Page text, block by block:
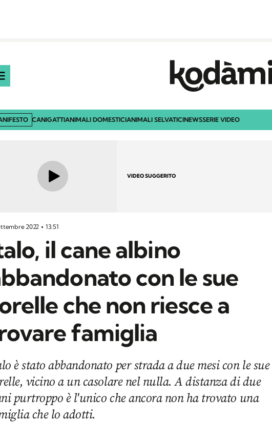
CANIGATTIANIMALI DOMESTICIANIMALI SELVATICINEWSSERIE VIDEO
VIDEO SUGGERITO
2022 13:51
il cane albino
con le sue
che non riesce a
famiglia
è stato abbandonato per strada a due mesi con le sue
vicino a un casolare nel nulla. A distanza di due
purtroppo è l'unico che ancora non ha trovato una
che lo adotti.